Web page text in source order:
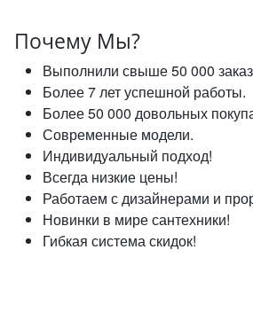
Почему Мы?
Выполнили свыше 50 000
Более 7 лет успешной работы.
Более 50 000 довольных
Современные модели.
Индивидуальный подход!
Всегда низкие цены!
Работаем с дизайнерами и
Новинки в мире сантехники!
Гибкая система скидок!